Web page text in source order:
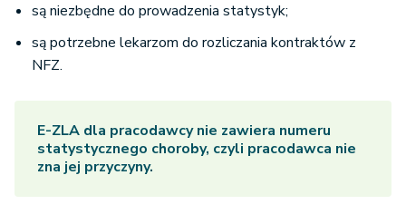
są niezbędne do prowadzenia statystyk;
są potrzebne lekarzom do rozliczania kontraktów z
NFZ.
E-ZLA dla pracodawcy nie zawiera numeru
statystycznego choroby, czyli pracodawca nie
zna jej przyczyny.